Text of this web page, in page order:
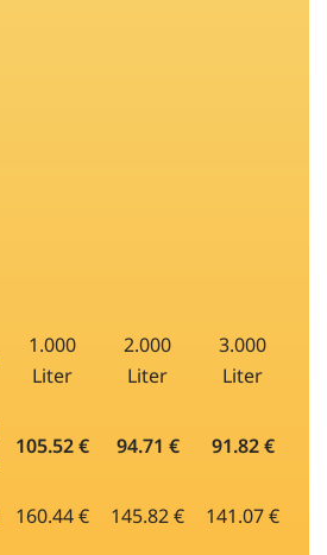
1.000
Liter
2.000
Liter
3.000
Liter
105.52 € 94.71 € 91.82 €
160.44 € 145.82 € 141.07 €